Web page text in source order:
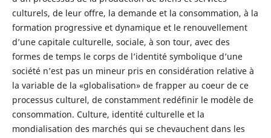
culturels, de leur offre, la demande et la consommation, à la
formation progressive et dynamique et le renouvellement
d’une capitale culturelle, sociale, à son tour, avec des
formes de temps le corps de l’identité symbolique d’une
société n’est pas un mineur pris en considération relative à
la variable de la «globalisation» de frapper au coeur de ce
processus culturel, de constamment redéfinir le modèle de
consommation. Culture, identité culturelle et la
mondialisation des marchés qui se chevauchent dans les